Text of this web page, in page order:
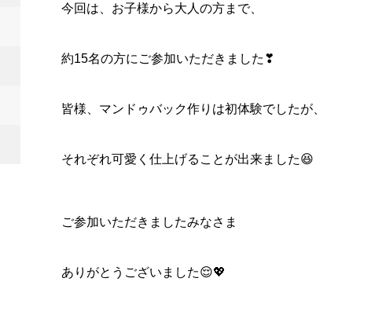
今回は、お子様から大人の方まで、
約15名の方にご参加いただきました❣
皆様、マンドゥバック作りは初体験でしたが、
それぞれ可愛く仕上げることが出来ました😆
ご参加いただきましたみなさま
ありがとうございました😌💖